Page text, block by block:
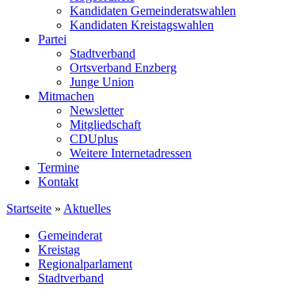
Kandidaten Gemeinderatswahlen
Kandidaten Kreistagswahlen
Partei
Stadtverband
Ortsverband Enzberg
Junge Union
Mitmachen
Newsletter
Mitgliedschaft
CDUplus
Weitere Internetadressen
Termine
Kontakt
Startseite » Aktuelles
Gemeinderat
Kreistag
Regionalparlament
Stadtverband